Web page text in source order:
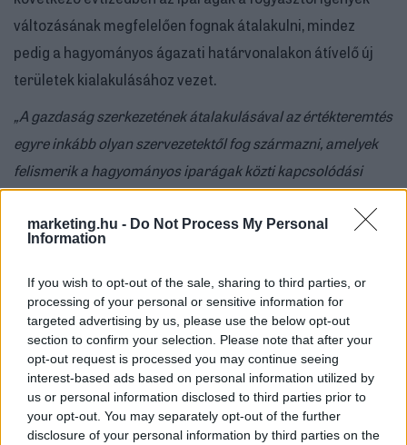
marketing.hu - Do Not Process My Personal
Information
If you wish to opt-out of the sale, sharing to third parties, or
processing of your personal or sensitive information for
targeted advertising by us, please use the below opt-out
section to confirm your selection. Please note that after your
opt-out request is processed you may continue seeing
interest-based ads based on personal information utilized by
us or personal information disclosed to third parties prior to
your opt-out. You may separately opt-out of the further
disclosure of your personal information by third parties on the
változásának megfelelően fognak átalakulni, mindez
pedig a hagyományos ágazati határvonalakon átívelő új
területek kialakulásához vezet.
„A gazdaság szerkezetének átalakulásával az értékteremtés
egyre inkább olyan szervezetektől fog származni, amelyek
felismerik a hagyományos iparágak közti kapcsolódási
lehetőségeket. Az üzleti vezetők óriási növekedést érhetnek
el, ha a változó ügyféligényekre összpontosítanak és a
tevékenységüket”- mutatott rá Radványi László, aPwC
Magyarországvezérigazgatója.
Innováció: ambíció és valóság között
Az innováció a magyar vezérigazgatók 53%-a szerint
vállalatuk üzleti stratégiájának kritikus eleme, ám a
konkrét gyakorlatok terén jelentős szakadék mutatkozik.